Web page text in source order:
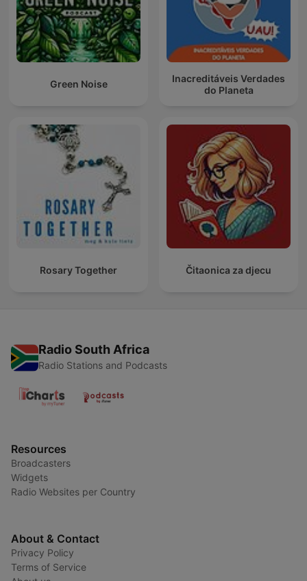
Green Noise
Inacreditáveis Verdades
do Planeta
Rosary Together Čitaonica za djecu
Radio South Africa
Radio Stations and Podcasts
Resources
Broadcasters
Widgets
Radio Websites per Country
About & Contact
Privacy Policy
Terms of Service